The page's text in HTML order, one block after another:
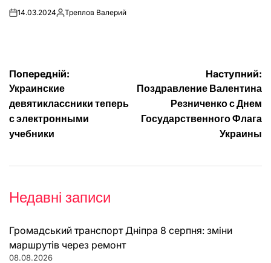
on14.03.2024Опубліковано
Треплов Валерий
Навігація
записів
Попередній:
Украинские
девятиклассники теперь
с электронными
учебники
Наступний:
Поздравление Валентина
Резниченко с Днем
Государственного Флага
Украины
Недавні записи
Громадський транспорт Дніпра 8 серпня: зміни
маршрутів через ремонт
08.08.2026